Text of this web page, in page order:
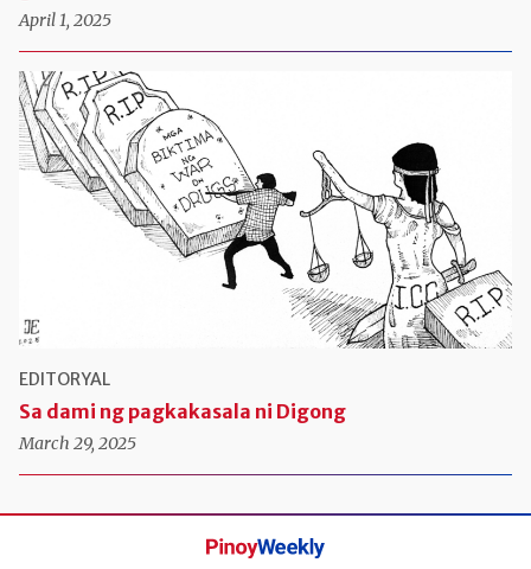
April 1, 2025
EDITORYAL
Sa dami ng pagkakasala ni Digong
March 29, 2025
Pinoy